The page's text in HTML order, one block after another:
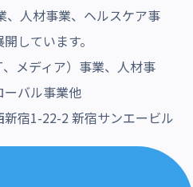
、人材事業、ヘルスケア事
しています。
メディア）事業、人材事
ーバル事業他
新宿1-22-2 新宿サンエービル